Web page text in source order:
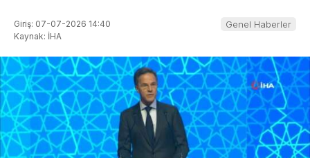
Giriş: 07-07-2026 14:40
Kaynak: İHA
Genel Haberler